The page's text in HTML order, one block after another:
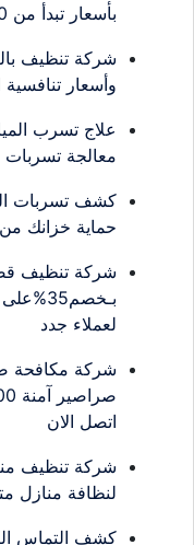
بأسعار تبدأ من 250 ريال فقط
وأسعار تنافسية
معالجة تسربات
حماية خزانك من
لعملاء جدد
شركة مكافحة
اتصل الان
لنظافة منازل متكاملة100%
كشف التماس